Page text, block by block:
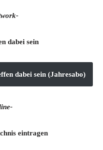
dabei sein
dabei sein (Jahresabo)
eintragen